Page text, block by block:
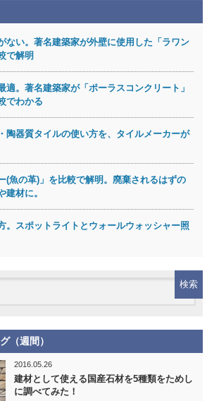
ない。著名建築家が外壁に使用した「ラワン
で解明
適。著名建築家が「ポーラスコンクリート」
でわかる
陶器質タイルの使い方を、タイルメーカーが
(魚の革)」を比較で解明。廃棄されるはずの
建材に。
。スポットライトとウォールウォッシャー照
（週間）
2016.05.26
建材として使える国産石材を5種類をためし
に調べてみた！